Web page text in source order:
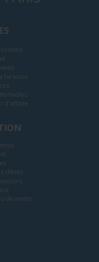
livraison
d'affaire
clients
de ventes